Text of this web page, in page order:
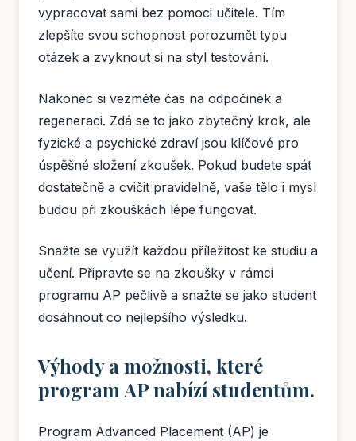
vypracovat sami bez pomoci učitele. Tím
zlepšíte svou schopnost porozumět typu
otázek a zvyknout si na styl testování.
Nakonec si vezměte čas na odpočinek a
regeneraci. Zdá se to jako zbytečný krok, ale
fyzické a psychické zdraví jsou klíčové pro
úspěšné složení zkoušek. Pokud budete spát
dostatečně a cvičit pravidelně, vaše tělo i mysl
budou při zkouškách lépe fungovat.
Snažte se využít každou příležitost ke studiu a
učení. Připravte se na zkoušky v rámci
programu AP pečlivě a snažte se jako student
dosáhnout co nejlepšího výsledku.
Výhody a možnosti, které
program AP nabízí studentům.
Program Advanced Placement (AP) je